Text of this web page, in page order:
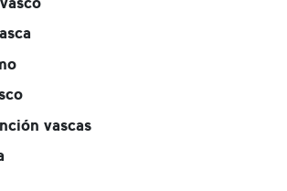
vascas